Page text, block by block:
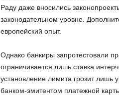
Раду даже вносились
законодательном уровне.
европейский опыт.
Однако банкиры запротестовали
ограничивается лишь ставка
установление лимита грозит лишь
банком-эмитентом платежной